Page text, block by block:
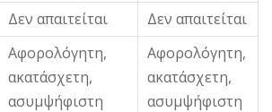
Δεν απαιτείται Δεν απαιτείται
Αφορολόγητη,
ακατάσχετη,
ασυμψήφιστη
Αφορολόγητη,
ακατάσχετη,
ασυμψήφιστη